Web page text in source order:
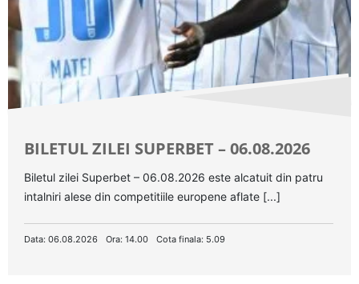
BILETUL ZILEI SUPERBET – 06.08.2026
Biletul zilei Superbet – 06.08.2026 este alcatuit din patru
intalniri alese din competitiile europene aflate [...]
Data: 06.08.2026 Ora: 14.00 Cota finala: 5.09